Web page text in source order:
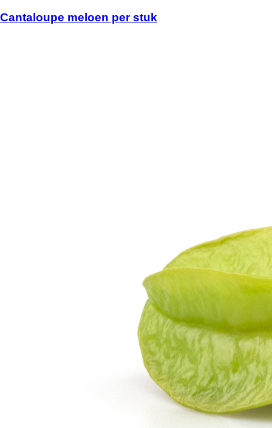
Cantaloupe meloen per stuk